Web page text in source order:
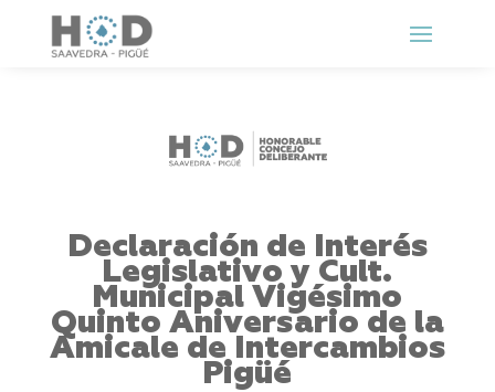
Declaración de Interés
Legislativo y Cult.
Municipal Vigésimo
Quinto Aniversario de la
Amicale de Intercambios
Pigüé